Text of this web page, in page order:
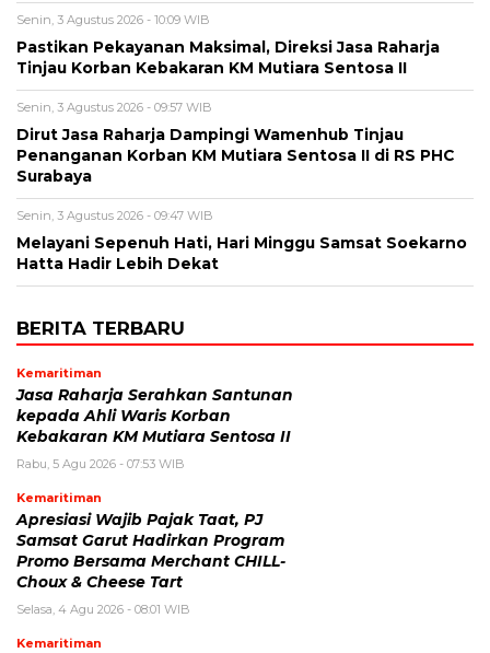
Senin, 3 Agustus 2026 - 10:09 WIB
Pastikan Pekayanan Maksimal, Direksi Jasa Raharja
Tinjau Korban Kebakaran KM Mutiara Sentosa II
Senin, 3 Agustus 2026 - 09:57 WIB
Dirut Jasa Raharja Dampingi Wamenhub Tinjau
Penanganan Korban KM Mutiara Sentosa II di RS PHC
Surabaya
Senin, 3 Agustus 2026 - 09:47 WIB
Melayani Sepenuh Hati, Hari Minggu Samsat Soekarno
Hatta Hadir Lebih Dekat
BERITA TERBARU
Kemaritiman
Jasa Raharja Serahkan Santunan
kepada Ahli Waris Korban
Kebakaran KM Mutiara Sentosa II
Rabu, 5 Agu 2026 - 07:53 WIB
Kemaritiman
Apresiasi Wajib Pajak Taat, PJ
Samsat Garut Hadirkan Program
Promo Bersama Merchant CHILL-
Choux & Cheese Tart
Selasa, 4 Agu 2026 - 08:01 WIB
Kemaritiman